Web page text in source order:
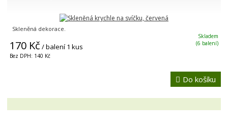
Skleněná dekorace.
170 Kč / balení 1 kus
Bez DPH: 140 Kč
Skladem
(6 balení)
Do košíku